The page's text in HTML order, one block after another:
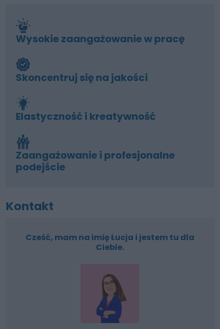
Wysokie zaangażowanie w pracę
Skoncentruj się na jakości
Elastyczność i kreatywność
Zaangażowanie i profesjonalne
podejście
Kontakt
Cześć, mam na imię Łucja i jestem tu dla
Ciebie.